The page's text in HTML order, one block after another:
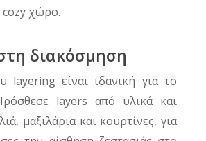
cozy χώρο.
διακόσμηση
layering είναι ιδανική για το
layers από υλικά και
μαξιλάρια και κουρτίνες, για